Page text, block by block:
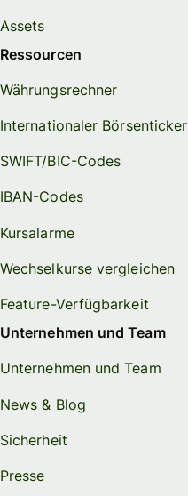
Assets
Ressourcen
Währungsrechner
Internationaler Börsenticker
SWIFT/BIC-Codes
IBAN-Codes
Kursalarme
Wechselkurse vergleichen
Feature-Verfügbarkeit
Unternehmen und Team
Unternehmen und Team
News & Blog
Sicherheit
Presse